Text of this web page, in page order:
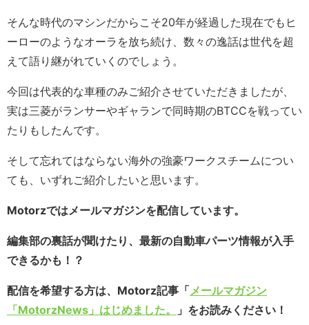
そんな時代のマシンだからこそ20年が経過した現在でもヒ
ーローのようなオーラを放ち続け、数々の逸話は世代を超
えて語り継がれていくのでしょう。
今回は代表的な車種のみご紹介させていただきましたが、
実は三菱がランサーやギャランで同時期のBTCCを戦ってい
たりもしたんです。
そして忘れてはならない海外の強豪ワークスチームについ
ても、いずれご紹介したいと思います。
Motorzではメールマガジンを配信しています。
編集部の裏話が聞けたり、最新の自動車パーツ情報が入手
できるかも！？
配信を希望する方は、Motorz記事「メールマガジン
「MotorzNews」はじめました。
」をお読みください！